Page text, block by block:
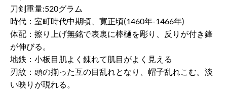
刀剣重量:520グラム
時代：室町時代中期頃、寛正頃(1460年-1466年)
体配：擦り上げ無銘で表裏に棒樋を彫り、反りが付き鋒
が伸びる。
地鉄：小板目肌よく錬れて肌目がよく見える
刃紋：頭の揃った互の目乱れとなり、帽子乱れこむ。淡
い映りが現れる。